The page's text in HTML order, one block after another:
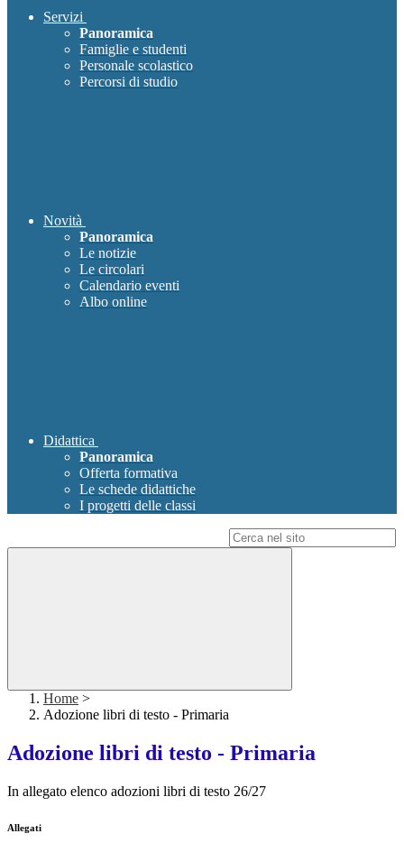
Servizi
Panoramica
Famiglie e studenti
Personale scolastico
Percorsi di studio
Novità
Panoramica
Le notizie
Le circolari
Calendario eventi
Albo online
Didattica
Panoramica
Offerta formativa
Le schede didattiche
I progetti delle classi
Home >
Adozione libri di testo - Primaria
Adozione libri di testo - Primaria
In allegato elenco adozioni libri di testo 26/27
Allegati